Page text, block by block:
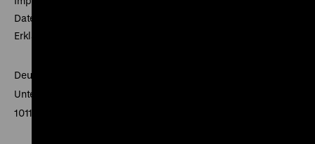
Datenschutz
Erklärung digitale Barrierefreiheit
Deutsches Historisches Museum
Unter den Linden 2
10117 Berlin